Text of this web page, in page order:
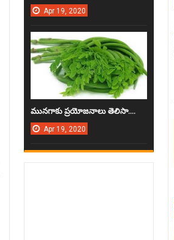
Apr 19, 2020
మున‌గాకు ప్ర‌యోజ‌నాలు తెలిసా....
Apr 19, 2020